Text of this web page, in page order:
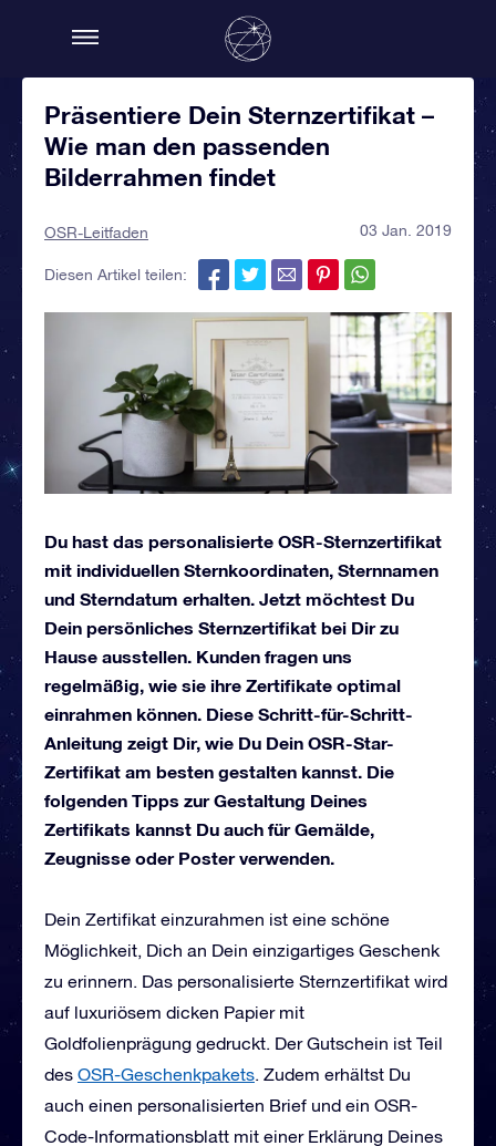
Präsentiere Dein Sternzertifikat –
Wie man den passenden
Bilderrahmen findet
OSR-Leitfaden 03 Jan. 2019
Diesen Artikel teilen:
Du hast das personalisierte OSR-Sternzertifikat
mit individuellen Sternkoordinaten, Sternnamen
und Sterndatum erhalten. Jetzt möchtest Du
Dein persönliches Sternzertifikat bei Dir zu
Hause ausstellen. Kunden fragen uns
regelmäßig, wie sie ihre Zertifikate optimal
einrahmen können. Diese Schritt-für-Schritt-
Anleitung zeigt Dir, wie Du Dein OSR-Star-
Zertifikat am besten gestalten kannst. Die
folgenden Tipps zur Gestaltung Deines
Zertifikats kannst Du auch für Gemälde,
Zeugnisse oder Poster verwenden.
Dein Zertifikat einzurahmen ist eine schöne
Möglichkeit, Dich an Dein einzigartiges Geschenk
zu erinnern. Das personalisierte Sternzertifikat wird
auf luxuriösem dicken Papier mit
Goldfolienprägung gedruckt. Der Gutschein ist Teil
des OSR-Geschenkpakets. Zudem erhältst Du
auch einen personalisierten Brief und ein OSR-
Code-Informationsblatt mit einer Erklärung Deines